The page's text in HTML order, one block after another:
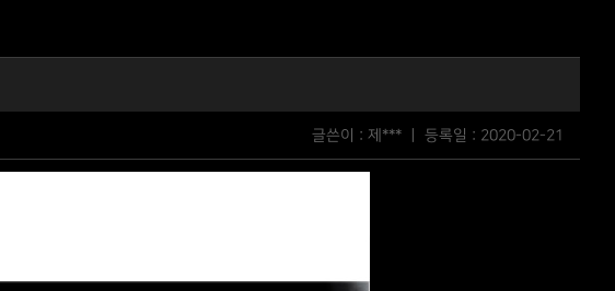
글쓴이 : 제*** ㅣ 등록일 : 2020-02-21